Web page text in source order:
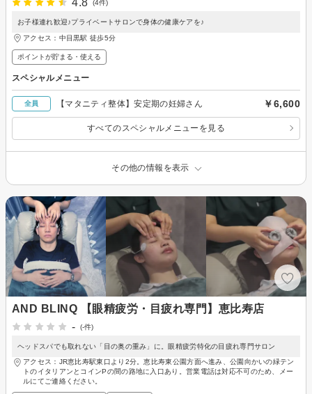
(4件)
お子様連れ歓迎♪プライベートサロンで身体の健康ケアを♪
アクセス：中目黒駅 徒歩5分
ポイントが貯まる・使える
スペシャルメニュー
全員 【マタニティ整体】安定期の妊婦さん ￥6,600
すべてのスペシャルメニューを見る
その他の情報を表示
AND BLINQ 【眼精疲労・目疲れ専門】恵比寿店
-
(-件)
ヘッドスパでも取れない「目の奥の重み」に。眼精疲労特化の目疲れ専門サロン
アクセス：JR恵比寿駅東口より2分。恵比寿東公園方面へ進み、公園向かいの緑テン
トのイタリアンとコインPの間の路地に入口あり。営業電話は対応不可のため、メー
ルにてご連絡ください。